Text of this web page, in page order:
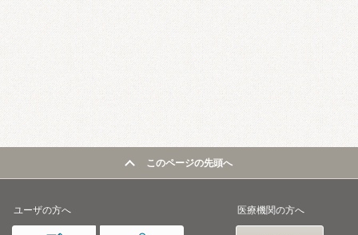
このページの先頭へ
ユーザの方へ 医療機関の方へ